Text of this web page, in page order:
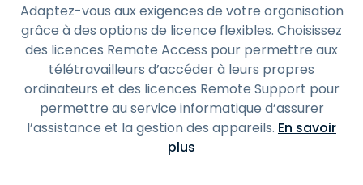
Adaptez-vous aux exigences de votre organisation
grâce à des options de licence flexibles. Choisissez
des licences Remote Access pour permettre aux
télétravailleurs d’accéder à leurs propres
ordinateurs et des licences Remote Support pour
permettre au service informatique d’assurer
l’assistance et la gestion des appareils. En savoir
plus